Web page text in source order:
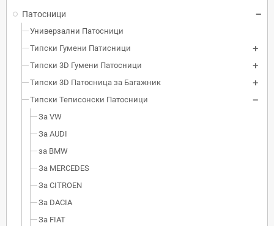
Патосници
Универзални Патосници
Типски Гумени Патисници
Типски 3D Гумени Патосници
Типски 3D Патосница за Багажник
Типски Теписонски Патосници
За VW
За AUDI
за BMW
За MERCEDES
За CITROEN
За DACIA
За FIAT